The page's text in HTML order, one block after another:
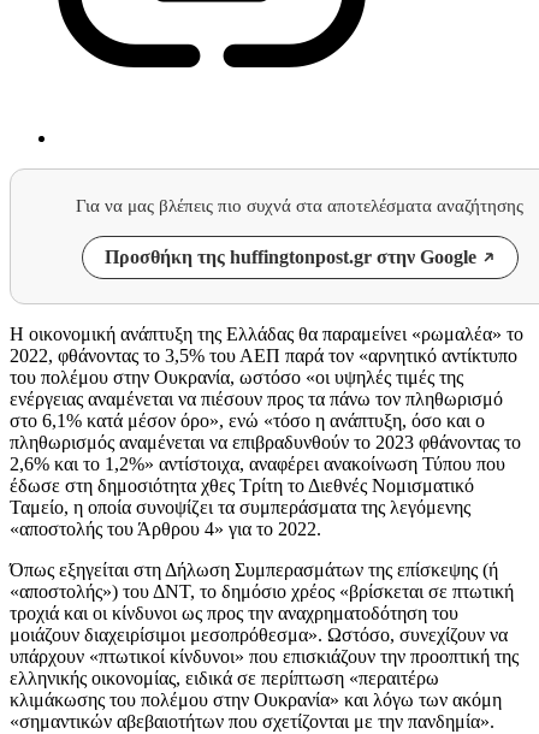
Για να μας βλέπεις πιο συχνά στα αποτελέσματα αναζήτησης
Προσθήκη της huffingtonpost.gr στην Google
Η οικονομική ανάπτυξη της Ελλάδας θα παραμείνει «ρωμαλέα» το
2022, φθάνοντας το 3,5% του ΑΕΠ παρά τον «αρνητικό αντίκτυπο
του πολέμου στην Ουκρανία, ωστόσο «οι υψηλές τιμές της
ενέργειας αναμένεται να πιέσουν προς τα πάνω τον πληθωρισμό
στο 6,1% κατά μέσον όρο», ενώ «τόσο η ανάπτυξη, όσο και ο
πληθωρισμός αναμένεται να επιβραδυνθούν το 2023 φθάνοντας το
2,6% και το 1,2%» αντίστοιχα, αναφέρει ανακοίνωση Τύπου που
έδωσε στη δημοσιότητα χθες Τρίτη το Διεθνές Νομισματικό
Ταμείο, η οποία συνοψίζει τα συμπεράσματα της λεγόμενης
«αποστολής του Άρθρου 4» για το 2022.
Όπως εξηγείται στη Δήλωση Συμπερασμάτων της επίσκεψης (ή
«αποστολής») του ΔΝΤ, το δημόσιο χρέος «βρίσκεται σε πτωτική
τροχιά και οι κίνδυνοι ως προς την αναχρηματοδότηση του
μοιάζουν διαχειρίσιμοι μεσοπρόθεσμα». Ωστόσο, συνεχίζουν να
υπάρχουν «πτωτικοί κίνδυνοι» που επισκιάζουν την προοπτική της
ελληνικής οικονομίας, ειδικά σε περίπτωση «περαιτέρω
κλιμάκωσης του πολέμου στην Ουκρανία» και λόγω των ακόμη
«σημαντικών αβεβαιοτήτων που σχετίζονται με την πανδημία».